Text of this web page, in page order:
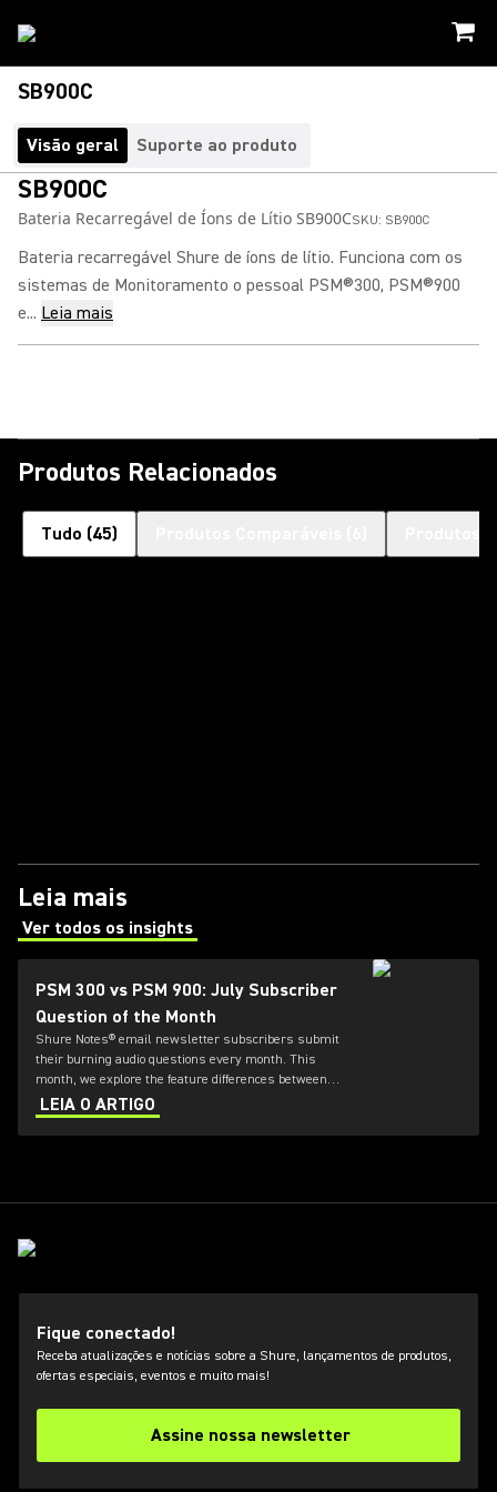
SB900C
Visão geral Suporte ao produto
SB900C
Bateria Recarregável de Íons de Lítio SB900CSKU: SB900C
Bateria recarregável Shure de íons de lítio. Funciona com os
sistemas de Monitoramento o pessoal PSM®300, PSM®900
e... Leia mais
Produtos Relacionados
Tudo (45)
Leia mais
Ver todos os insights
(Opens in a new tab)
PSM 300 vs PSM 900: July Subscriber
Question of the Month
Shure Notes® email newsletter subscribers submit
their burning audio questions every month. This
month, we explore the feature differences between
PSM 300 and PSM 900.
LEIA O ARTIGO
Fique conectado!
Receba atualizações e notícias sobre a Shure, lançamentos de produtos,
ofertas especiais, eventos e muito mais!
Assine nossa newsletter